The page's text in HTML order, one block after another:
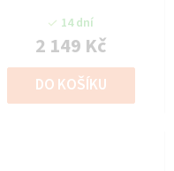
14 dní
2 149 Kč
DO KOŠÍKU